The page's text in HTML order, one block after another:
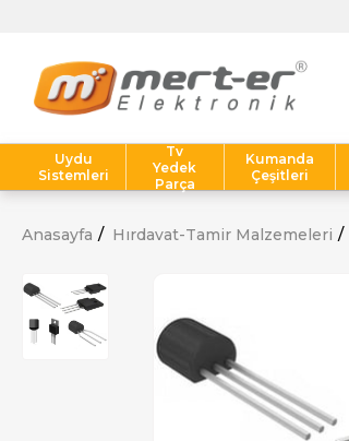
Uydu
Sistemleri
Tv
Yedek
Parça
Kumanda
Çeşitleri
Anasayfa Hırdavat-Tamir Malzemeleri